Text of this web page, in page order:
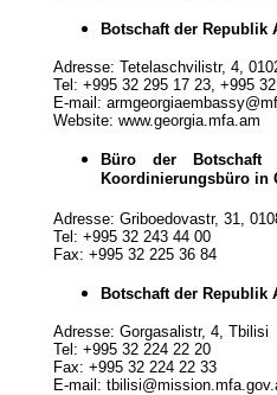
Botschaft der Republik
Adresse: Tetelaschvilistr, 4,
Tel: +995 32 295 17 23, +995
E-mail:
Website: www.georgia.mfa.am
Büro der Botschaft
Koordinierungsbüro in
Adresse: Griboedovastr, 31,
Tel: +995 32 243 44 00
Fax: +995 32 225 36 84
Botschaft der Republik
Adresse: Gorgasalistr, 4, Tbilisi
Tel: +995 32 224 22 20
Fax: +995 32 224 22 33
E-mail: